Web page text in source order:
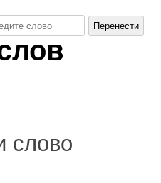
слово